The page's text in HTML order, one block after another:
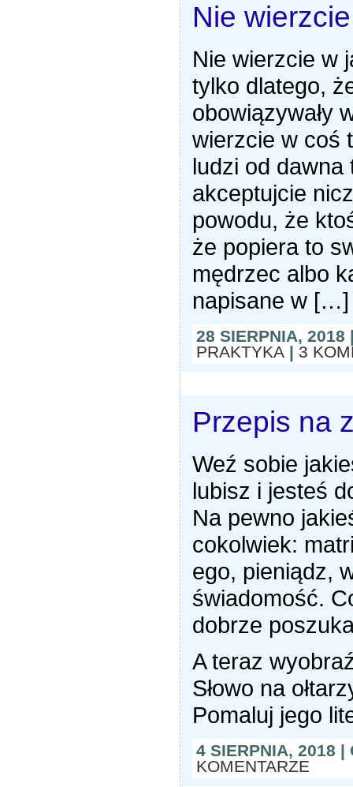
Nie wierzcie
Nie wierzcie w
tylko dlatego,
obowiązywały
wierzcie w coś
ludzi od
akceptujcie
powodu, że
że popiera to
mędrzec albo
napisane w […]
28 SIERPNIA, 2018
PRAKTYKA | 3
Przepis na
Weź sobie
lubisz i jesteś
Na pewno
cokolwiek:
ego, pieniądz,
świadomość.
dobrze
A teraz
Słowo na
Pomaluj jego
4 SIERPNIA, 2018 |
KOMENTARZE